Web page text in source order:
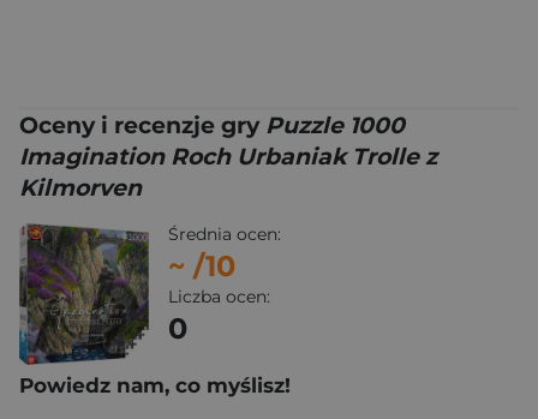
Oceny i recenzje gry Puzzle 1000
Imagination Roch Urbaniak Trolle z
Kilmorven
Średnia ocen:
~ /10
Liczba ocen:
0
Powiedz nam, co myślisz!